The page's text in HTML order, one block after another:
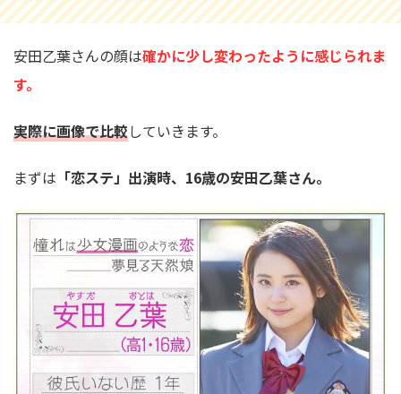
安田乙葉さんの顔は確かに少し変わったように感じられま
す。
実際に画像で比較していきます。
まずは 「恋ステ」出演時、16歳の安田乙葉さん。